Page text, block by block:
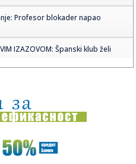
Profesor blokader napao
IZAZOVOM: Španski klub želi
komentare i govor mržnje